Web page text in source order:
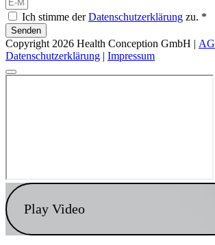
Ich stimme derDatenschutzerklärung zu. *
Senden
Copyright 2026 Health Conception GmbH |
Datenschutzerklärung | Impressum
Play Video